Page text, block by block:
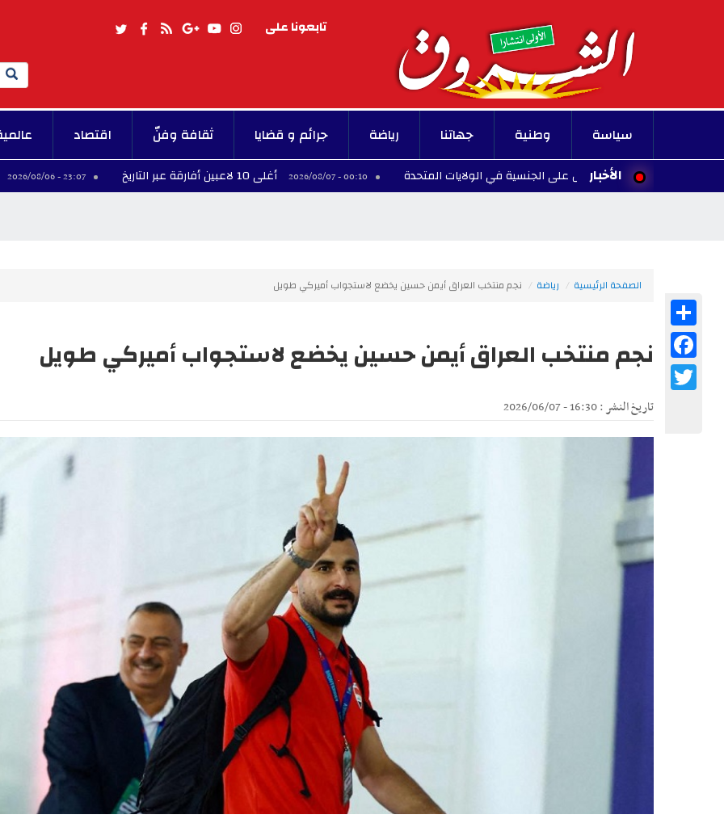
تابعونا على
Search
سياسة وطنية جهاتنا رياضة جرائم و قضايا ثقافة وفنّ اقتصاد
الأخبار
الأطفال للحصول على الجنسية في الولايات المتحدة 00:10 - 2026/08/07 أغلى 10 لاعبين أفارقة عبر التاريخ 23:07 - 2026/08/06 فينيسيوس
الصفحة الرئيسية رياضة نجم منتخب العراق أيمن حسين يخضع لاستجواب أميركي طويل
نجم منتخب العراق أيمن حسين يخضع لاستجواب أميركي طويل
تاريخ النشر : 16:30 - 2026/06/07
Facebook
Twitter